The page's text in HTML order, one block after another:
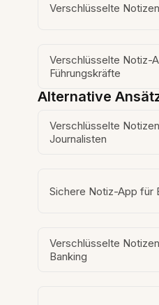
Verschlüsselte
Verschlüsselte Notiz-
Führungskräfte
Alternative
Verschlüsselte
Journalisten
Sichere Notiz-App für
Verschlüsselte
Banking